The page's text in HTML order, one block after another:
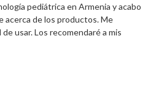
pediátrica en Armenia y acabo
acerca de los productos. Me
usar. Los recomendaré a mis